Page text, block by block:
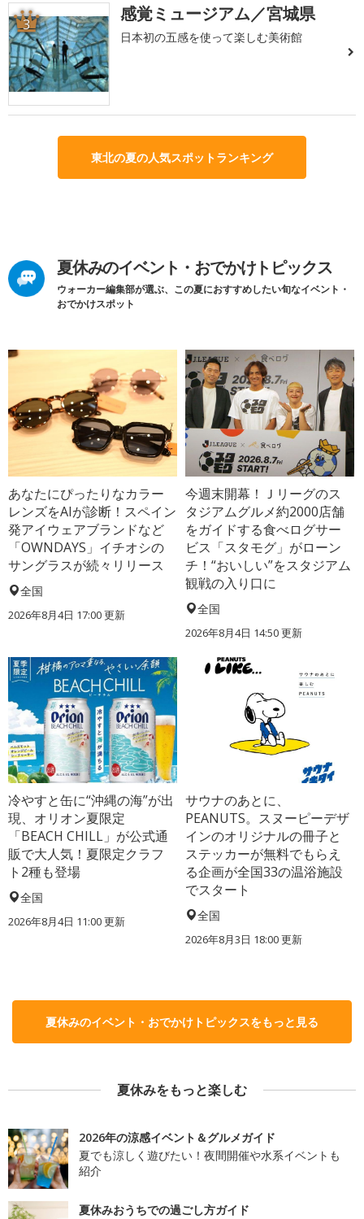
3 感覚ミュージアム／宮城県
日本初の五感を使って楽しむ美術館
東北の夏の人気スポットランキング
夏休みのイベント・おでかけトピックス
ウォーカー編集部が選ぶ、この夏におすすめしたい旬なイベント・
おでかけスポット
あなたにぴったりなカラー
レンズをAIが診断！スペイン
発アイウェアブランドなど
「OWNDAYS」イチオシの
サングラスが続々リリース
全国
2026年8月4日 17:00更新
今週末開幕！Ｊリーグのス
タジアムグルメ約2000店舗
をガイドする食べログサー
ビス「スタモグ」がローン
チ！“おいしい”をスタジアム
観戦の入り口に
全国
2026年8月4日 14:50更新
冷やすと缶に“沖縄の海”が出
現、オリオン夏限定
「BEACH CHILL」が公式通
販で大人気！夏限定クラフ
ト2種も登場
全国
2026年8月4日 11:00更新
サウナのあとに、
PEANUTS。スヌーピーデザ
インのオリジナルの冊子と
ステッカーが無料でもらえ
る企画が全国33の温浴施設
でスタート
全国
2026年8月3日 18:00更新
夏休みのイベント・おでかけトピックスをもっと見る
夏休みをもっと楽しむ
2026年の涼感イベント＆グルメガイド
夏でも涼しく遊びたい！夜間開催や水系イベントも
紹介
夏休みおうちでの過ごし方ガイド